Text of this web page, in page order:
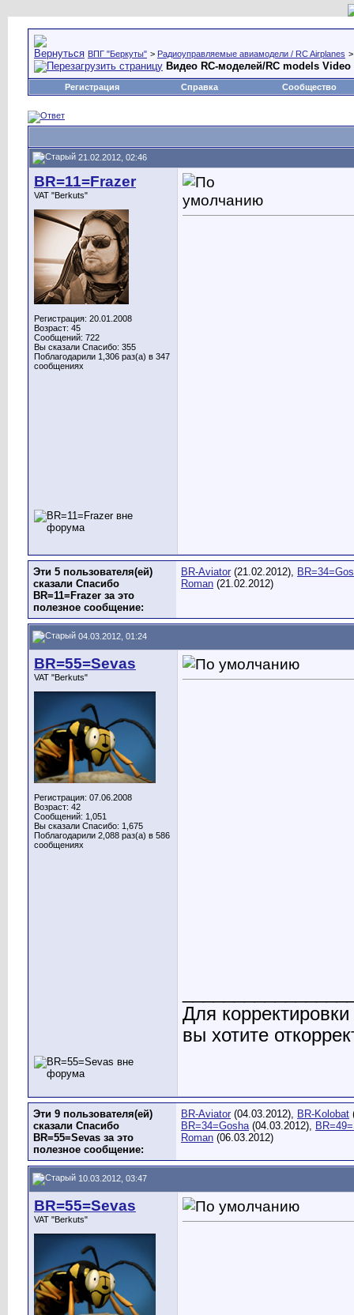
ВПГ "Беркуты" > Радиоуправляемые авиамодели / RC Airplanes
Видео RC-моделей/RC models Video
Регистрация Справка Сообщество
21.02.2012, 02:46
BR=11=Frazer
VAT "Berkuts"
Регистрация: 20.01.2008
Возраст: 45
Сообщений: 722
Вы сказали Спасибо: 355
Поблагодарили 1,306 раз(а) в 347
сообщениях
Эти 5 пользователя(ей)
сказали Спасибо
BR=11=Frazer за это
полезное сообщение:
BR-Aviator (21.02.2012),
Roman (21.02.2012)
04.03.2012, 01:24
BR=55=Sevas
VAT "Berkuts"
Регистрация: 07.06.2008
Возраст: 42
Сообщений: 1,051
Вы сказали Спасибо: 1,675
Поблагодарили 2,088 раз(а) в 586
сообщениях
Для
вы хотите
Эти 9 пользователя(ей)
сказали Спасибо
BR=55=Sevas за это
полезное сообщение:
BR-Aviator (04.03.2012), BR-Kolobat
BR=34=Gosha(04.03.2012),
Roman (06.03.2012)
10.03.2012, 03:47
BR=55=Sevas
VAT "Berkuts"